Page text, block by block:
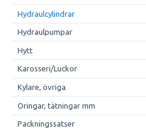
Hydraulcylindrar
Hydraulpumpar
Hytt
Karosseri/Luckor
Kylare, övriga
Oringar, tätningar mm
Packningssatser